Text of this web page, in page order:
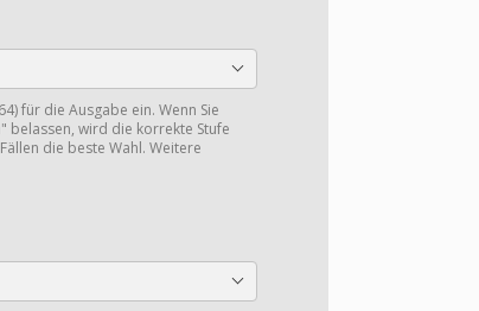
für die Ausgabe ein. Wenn Sie
belassen, wird die korrekte Stufe
die beste Wahl. Weitere